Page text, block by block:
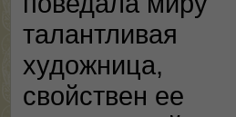
талантливая
художница,
свойствен ее